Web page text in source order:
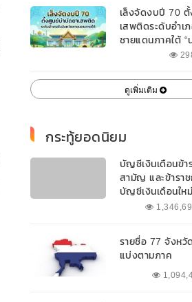
เล็งจัดงบปี 70
เสพติดระดับอำเ
ชายแดนภาคใต้
ออกแบบเฉพาะ
ดูเพิ่มเติม
กระทู้ยอดนิยม
บัญชีเงินเดือนข้า
สามัญ และข้ารา
บัญชีเงินเดือนให
2562 ปัจจุบัน
รายชื่อ 77 จังหวั
แบ่งตามภาค